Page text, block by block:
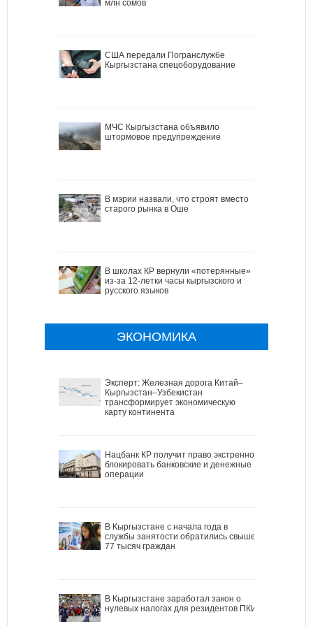
млн сомов
США передали Погранслужбе
Кыргызстана спецоборудование
МЧС Кыргызстана объявило
штормовое предупреждение
В мэрии назвали, что строят вместо
старого рынка в Оше
В школах КР вернули «потерянные»
из-за 12-летки часы кыргызского и
русского языков
ЭКОНОМИКА
Эксперт: Железная дорога Китай–
Кыргызстан–Узбекистан
трансформирует экономическую
карту континента
Нацбанк КР получит право экстренно
блокировать банковские и денежные
операции
В Кыргызстане с начала года в
службы занятости обратились свыше
77 тысяч граждан
В Кыргызстане заработал закон о
нулевых налогах для резидентов ПКИ